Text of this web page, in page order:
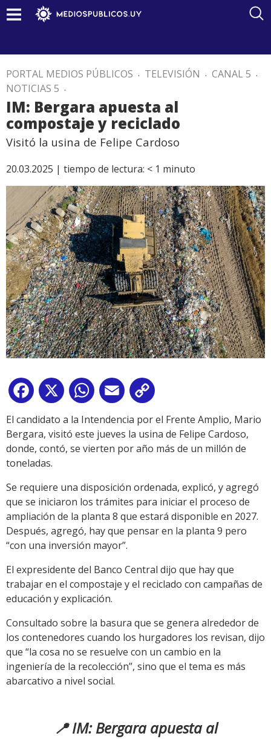
PORTAL MEDIOS PÚBLICOS . TELEVISIÓN . CANAL 5 .
NOTICIAS 5 .
IM: Bergara apuesta al
compostaje y reciclado
Visitó la usina de Felipe Cardoso
20.03.2025 | tiempo de lectura: < 1 minuto
Facebook
X WhatsApp
Email
Link
El candidato a la Intendencia por el Frente Amplio, Mario
Bergara, visitó este jueves la usina de Felipe Cardoso,
donde, contó, se vierten por año más de un millón de
toneladas.
Se requiere una disposición ordenada, explicó, y agregó
que se iniciaron los trámites para iniciar el proceso de
ampliación de la planta 8 que estará disponible en 2027.
Después, agregó, hay que pensar en la planta 9 pero
“con una inversión mayor”.
El expresidente del Banco Central dijo que hay que
trabajar en el compostaje y el reciclado con campañas de
educación y explicación.
Consultado sobre la basura que se genera alrededor de
los contenedores cuando los hurgadores los revisan, dijo
que “la cosa no se resuelve con un cambio en la
ingeniería de la recolección”, sino que el tema es más
abarcativo a nivel social.
📍 IM: Bergara apuesta al